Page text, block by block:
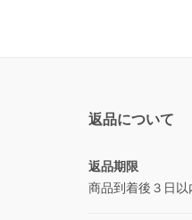
返品について
返品期限
商品到着後３日以